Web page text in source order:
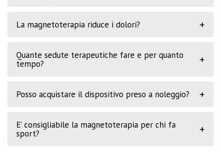
La magnetoterapia riduce i dolori? +
Quante sedute terapeutiche fare e per quanto
tempo?
+
Posso acquistare il dispositivo preso a noleggio? +
E’ consigliabile la magnetoterapia per chi fa
sport?
+